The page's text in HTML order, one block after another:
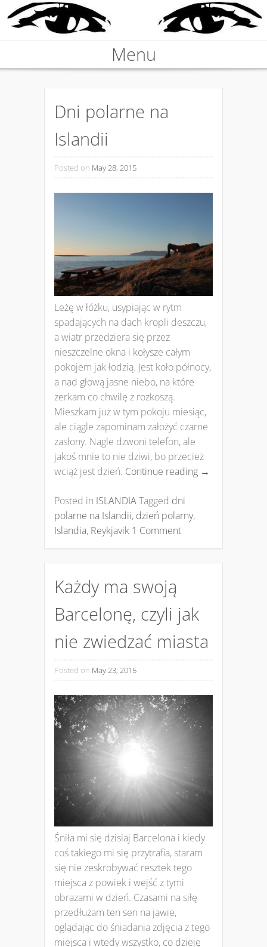
KARABOSKA
Menu
Dni polarne na
Islandii
Posted on May 28, 2015
Leżę w łóżku, usypiając w rytm
spadających na dach kropli deszczu,
a wiatr przedziera się przez
nieszczelne okna i kołysze całym
pokojem jak łodzią. Jest koło północy,
a nad głową jasne niebo, na które
zerkam co chwilę z rozkoszą.
Mieszkam już w tym pokoju miesiąc,
ale ciągle zapominam założyć czarne
zasłony. Nagle dzwoni telefon, ale
jakoś mnie to nie dziwi, bo przecież
wciąż jest dzień. Continue reading →
Posted in ISLANDIATagged dni
polarne na Islandii, dzień polarny,
Islandia, Reykjavik 1 Comment
Każdy ma swoją
Barcelonę, czyli jak
nie zwiedzać miasta
Posted on May 23, 2015
Śniła mi się dzisiaj Barcelona i kiedy
coś takiego mi się przytrafia, staram
się nie zeskrobywać resztek tego
miejsca z powiek i wejść z tymi
obrazami w dzień. Czasami na siłę
przedłużam ten sen na jawie,
oglądając do śniadania zdjęcia z tego
miejsca i wtedy wszystko, co dzieję